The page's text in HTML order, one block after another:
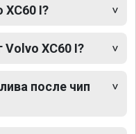
I?
XC60 I?
после чип